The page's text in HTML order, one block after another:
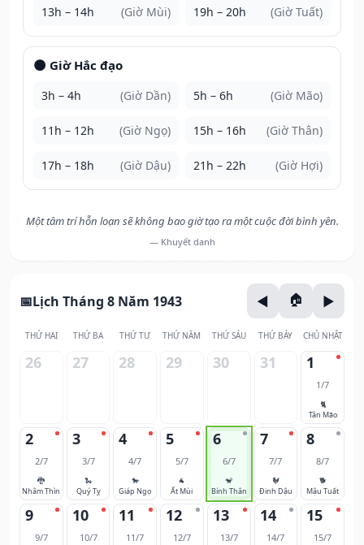
13h – 14h (Giờ Mùi) 19h – 20h (Giờ Tuất)
🌑 Giờ Hắc đạo
3h – 4h (Giờ Dần) 5h – 6h (Giờ Mão)
11h – 12h (Giờ Ngọ) 15h – 16h (Giờ Thân)
17h – 18h (Giờ Dậu) 21h – 22h (Giờ Hợi)
Một tâm trí hỗn loạn sẽ không bao giờ tạo ra một cuộc đời bình yên.
— Khuyết danh
Lịch Tháng 8 Năm 1943
THỨ HAI THỨ BA THỨ TƯ THỨ NĂM THỨ SÁU THỨ BẢY CHỦ NHẬT
26 27 28 29 30 31 1
1/7
🐈
Tân Mão
2
2/7
🐉
Nhâm Thìn
3
3/7
🐍
Quý Tỵ
4
4/7
🐎
Giáp Ngọ
5
5/7
🐐
Ất Mùi
6
6/7
🐒
Bính Thân
7
7/7
🐓
Đinh Dậu
8
8/7
🐕
Mậu Tuất
9
9/7
10
10/7
11
11/7
12
12/7
13
13/7
14
14/7
15
15/7